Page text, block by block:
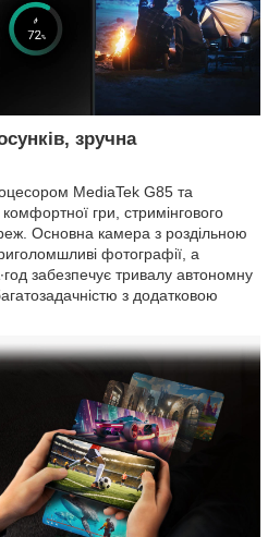
зручна
MediaTek G85 та
гри, стримінгового
Основна камера з роздільною
фотографії, а
забезпечує тривалу автономну
з додатковою